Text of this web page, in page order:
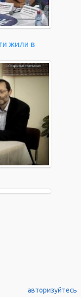
жили в
авторизуйтесь